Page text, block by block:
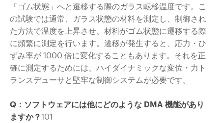
「ゴム状態」へと遷移する際のガラス転移温度です。こ
の試験では通常、ガラス状態の材料を測定し、制御され
た方法で温度を上昇させ、材料がゴム状態に遷移する際
に頻繁に測定を行います。遷移が発生すると、応力・ひ
ずみ率が 1000 倍に変化することもあります。それを正
確に測定するためには、ハイダイナミックな変位・力ト
ランスデューサと堅牢な制御システムが必要です。
Q：ソフトウェアには他にどのような DMA 機能があり
ますか？101